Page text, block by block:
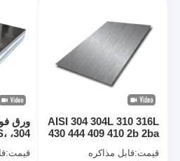
محصولات
ویدیو
درباره ما
ورق
قیمت:
AISI 304 304L 310 316L
430 444 409 410 2b 2ba
فولادی فولادی فولادی
قیمت:قابل مذاکره